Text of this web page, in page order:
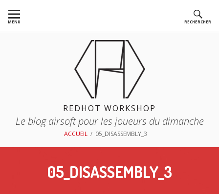
auMENU RECHERCHER
REDHOT WORKSHOP
Le blog airsoft pour les joueurs du dimanche
ACCUEIL 05_DISASSEMBLY_3
05_DISASSEMBLY_3